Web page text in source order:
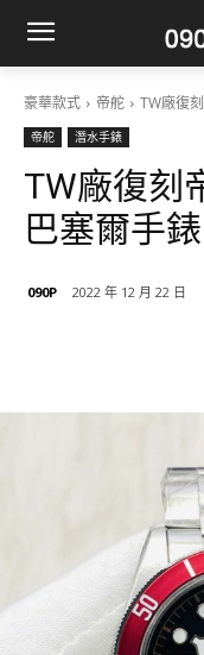
豪華款式 帝舵 TW廠復
帝舵 潛水手錶
TW廠復刻
巴塞爾手錶
090P 2022 年 12 月 22 日